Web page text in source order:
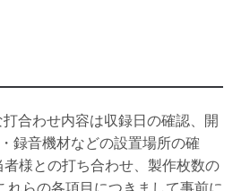
合わせ内容は収録日の確認、開
録音機材などの設置場所の確
様との打ち合わせ、製作枚数の
らの各項目につきまして事前に